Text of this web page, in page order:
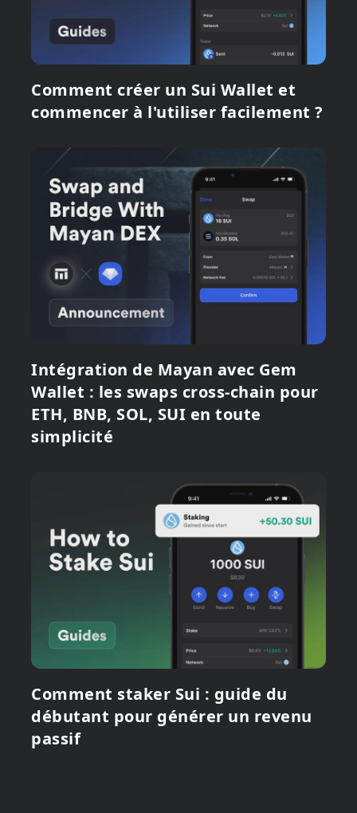
Comment créer un Sui Wallet et
commencer à l'utiliser facilement ?
Intégration de Mayan avec Gem
Wallet : les swaps cross-chain pour
ETH, BNB, SOL, SUI en toute
simplicité
Comment staker Sui : guide du
débutant pour générer un revenu
passif